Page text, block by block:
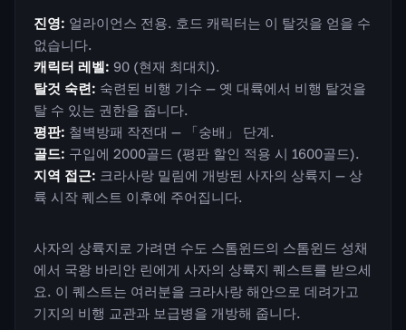
진영: 얼라이언스 전용. 호드 캐릭터는 이 탈것을 얻을 수
없습니다.
캐릭터 레벨: 90 (현재 최대치).
탈것 숙련: 숙련된 비행 기수 — 옛 대륙에서 비행 탈것을
탈 수 있는 권한을 줍니다.
평판: 철벽방패 작전대 — 「숭배」 단계.
골드: 구입에 2000골드 (평판 할인 적용 시 1600골드).
지역 접근: 크라사랑 밀림에 개방된 사자의 상륙지 — 상
륙 시작 퀘스트 이후에 주어집니다.
사자의 상륙지로 가려면 수도 스톰윈드의 스톰윈드 성채
에서 국왕 바리안 린에게 사자의 상륙지 퀘스트를 받으세
요. 이 퀘스트는 여러분을 크라사랑 해안으로 데려가고
기지의 비행 교관과 보급병을 개방해 줍니다.